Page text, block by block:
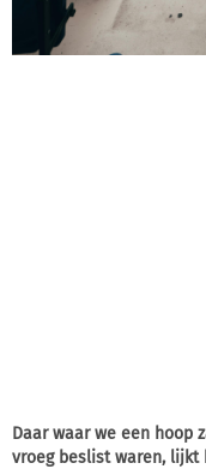
Daar waar we een hoop
vroeg beslist waren, lijkt